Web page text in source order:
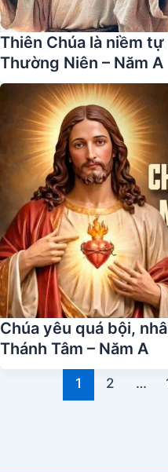
Thiên Chúa là niềm tự
Thường Niên – Năm A
Chúa yêu quá bội,
Thánh Tâm – Năm A
1 2 …